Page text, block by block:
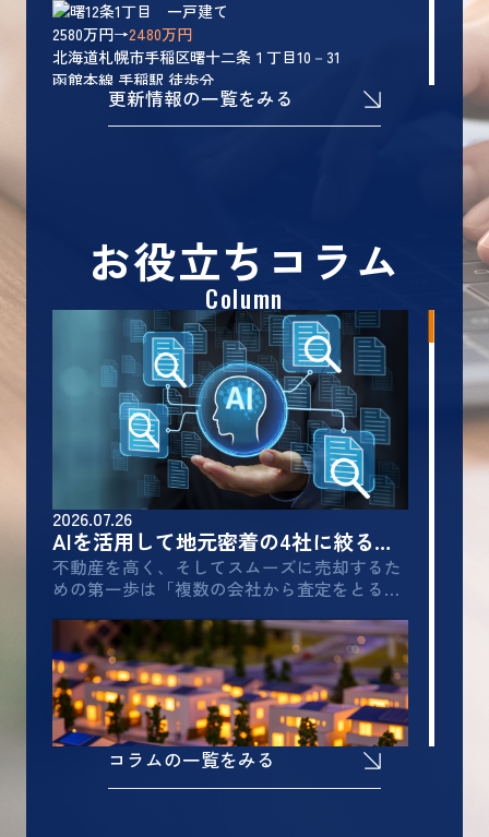
2580万円→2480万円
北海道札幌市手稲区曙十二条１丁目10－31
函館本線 手稲駅 徒歩分
物件詳細へ
誠にありがとうございます。
札幌市内・市外近郊の不動産売却は『よろず不動
2026.07.31
【新規販売開始】一戸建て
■庭を眺める南西向き日当り良好なＬＤＫ１７帖
■タッチレス水栓＆食洗機完備の対面システムキッ
■冷暖房エアコン＆全室床暖房で快適な暮らし
■各居室収納完備♪スライド式の前後立体収納
■ウォークインクローゼット＆玄関収納◎
■熱交換による効率的な第一種換気システム採用
■床暖房操作パネルで一元管理（作動ゾーン設定機
■トリプルサッシによる高断熱施工
■高さ２．３ｍ以上のハイルーフカーポート
■建物前後の広々としたお庭付き
朝里2丁目 一戸建て
4180万円
北海道小樽市朝里２丁目11番17号
更新情報の一覧をみる
お役立ちコラム
Column
2026.07.26
AIを活用して地元密着の4社に絞る！ストレスフリーな不動産売却術
不動産を高く、そしてスムーズに売却するた
めの第一歩は「複数の会社から査定をとるこ
に登録すると、自分のペースでじっくり検討
する前に、多くの会社から一斉に連絡が入る
ため、対応に追われてしまうことが少なくあ
りません。「相場をじっくり知りたい」「し
つこい営業にウンザリしたくない…」そう考
える方に今おすすめしたいのが、「AIによる
事前リサーチ」と「自ら4社に厳選して個別
に依頼する」手法です。売却の主導権を自分
コラムの一覧をみる